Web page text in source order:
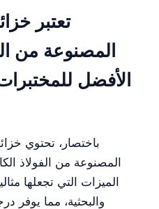
تعتبر
المصنوعة من
الأفضل
باختصار، تحتوي
المصنوعة من الفولاذ
الميزات التي تجعلها
والبحثية، مما يوفر